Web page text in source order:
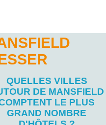
QUELLES VILLES
DE MANSFIELD
LE PLUS
GRAND NOMBRE